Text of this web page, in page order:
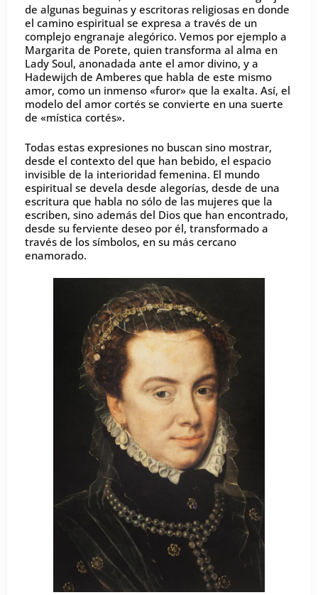
de algunas beguinas y escritoras religiosas en donde
el camino espiritual se expresa a través de un
complejo engranaje alegórico. Vemos por ejemplo a
Margarita de Porete, quien transforma al alma en
Lady Soul, anonadada ante el amor divino, y a
Hadewijch de Amberes que habla de este mismo
amor, como un inmenso «furor» que la exalta. Así, el
modelo del amor cortés se convierte en una suerte
de «mística cortés».
Todas estas expresiones no buscan sino mostrar,
desde el contexto del que han bebido, el espacio
invisible de la interioridad femenina. El mundo
espiritual se devela desde alegorías, desde de una
escritura que habla no sólo de las mujeres que la
escriben, sino además del Dios que han encontrado,
desde su ferviente deseo por él, transformado a
través de los símbolos, en su más cercano
enamorado.